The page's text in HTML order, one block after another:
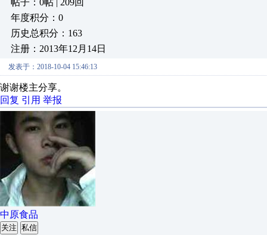
帖子：0帖 | 209回
年度积分：0
历史总积分：163
注册：2013年12月14日
发表于：2018-10-04 15:46:13
谢谢楼主分享。
回复 引用 举报
中原食品
关注 私信